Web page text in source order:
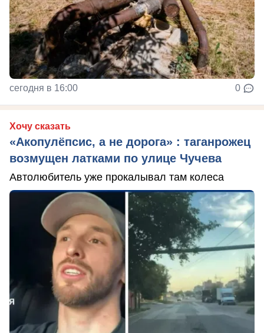
сегодня в 16:00 0
Хочу сказать
«Акопулёпсис, а не дорога» : таганрожец
возмущен латками по улице Чучева
Автолюбитель уже прокалывал там колеса